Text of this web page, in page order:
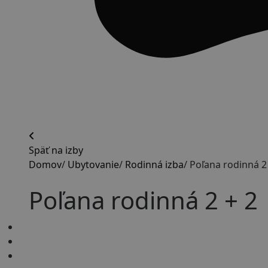
Späť na izby
Domov/ Ubytovanie/ Rodinná izba/ Poľana rodinná 2
Poľana rodinná 2 + 2